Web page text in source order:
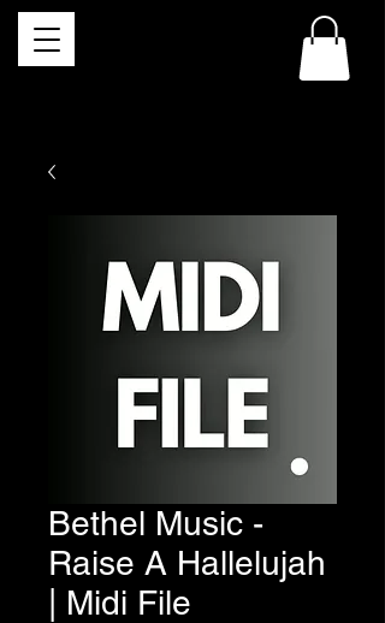
Bethel Music -
Raise A Hallelujah
| Midi File